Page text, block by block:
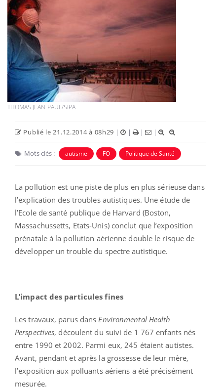
THOMAS JEAN-PAUL/SIPA
Publié le 21.12.2014 à 08h29 | | | |
Mots clés : autisme FO Politique de Santé
La pollution est une piste de plus en plus sérieuse dans
l’explication des troubles autistiques. Une étude de
l’Ecole de santé publique de Harvard (Boston,
Massachussetts, Etats-Unis) conclut que l’exposition
prénatale à la pollution aérienne double le risque de
développer un trouble du spectre autistique.
L’impact des particules fines
Les travaux, parus dans Environmental Health
Perspectives, découlent du suivi de 1 767 enfants nés
entre 1990 et 2002. Parmi eux, 245 étaient autistes.
Avant, pendant et après la grossesse de leur mère,
l’exposition aux polluants aériens a été précisément
mesurée.